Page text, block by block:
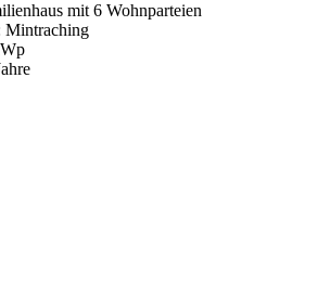
mit 6 Wohnparteien
Mintraching